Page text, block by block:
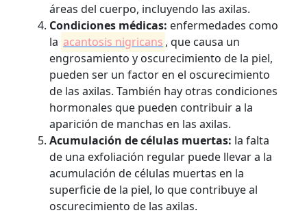
áreas del cuerpo, incluyendo las axilas.
Condiciones médicas: enfermedades como
la acantosis nigricans , que causa un
engrosamiento y oscurecimiento de la piel,
pueden ser un factor en el oscurecimiento
de las axilas. También hay otras condiciones
hormonales que pueden contribuir a la
aparición de manchas en las axilas.
Acumulación de células muertas: la falta
de una exfoliación regular puede llevar a la
acumulación de células muertas en la
superficie de la piel, lo que contribuye al
oscurecimiento de las axilas.